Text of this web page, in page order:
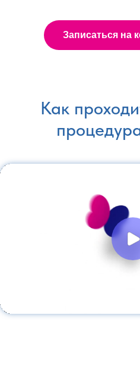
Записаться на
Как